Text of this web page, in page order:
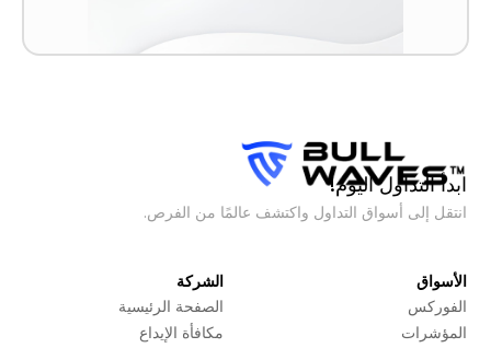
ابدأ التداول اليوم!
انتقل إلى أسواق التداول واكتشف عالمًا من الفرص.
الأسواق
الفوركس
المؤشرات
الشركة
الصفحة الرئيسية
مكافأة الإيداع